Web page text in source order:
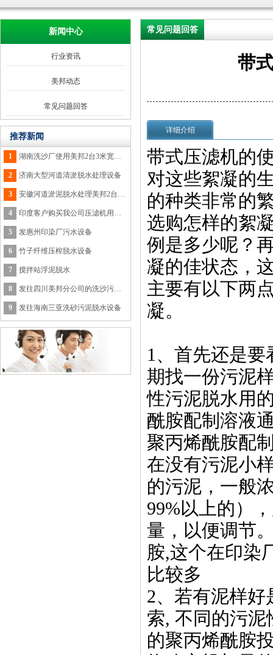
新闻中心
行业资讯
美邦动态
常见问题回答
推荐新闻
1 湖南洗沙厂使用美邦2台3米宽脱水设备
2 济南大型河道清淤脱水处理设备
3 安徽河道淤泥脱水处理美邦2台3米设备
4 印度客户购买我公司压滤机用于木糠脱水
5 发惠州印染厂污水设备
6 竹子纤维压榨脱水设备
7 搅拌站浮泥脱水
8 发往四川美邦分公司的洗沙污泥处理设备
9 发往海南三亚洗砂污泥脱水设备
常见问题回答
带
详细介绍
带式压滤机的
对这些絮凝的
的种类非常的
选购怎样的絮
例是多少呢？
凝的佳状态，
主要有以下两
凝。
1、首先还是
期找一份污泥
性污泥脱水用
酰胺配制溶液
聚丙烯酰胺配
在没有污泥小
的污泥，一般
99%以上的）
量，以便调节
胺,这个在印染
比较多
2、若有泥样
索, 不同的污
的聚丙烯酰胺